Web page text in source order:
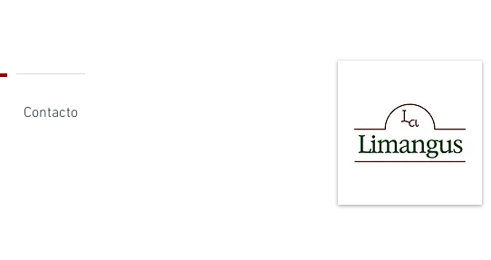
Contacto